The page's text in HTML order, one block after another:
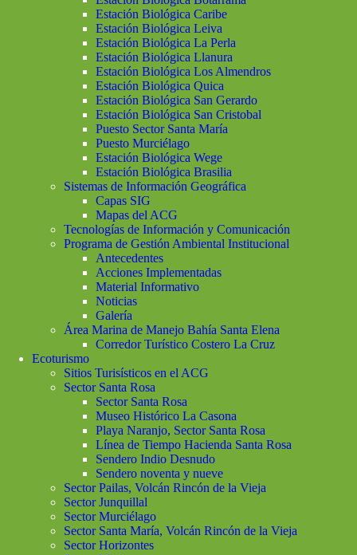
Estación Biológica Caribe
Estación Biológica Leiva
Estación Biológica La Perla
Estación Biológica Llanura
Estación Biológica Los Almendros
Estación Biológica Quica
Estación Biológica San Gerardo
Estación Biológica San Cristobal
Puesto Sector Santa María
Puesto Murciélago
Estación Biológica Wege
Estación Biológica Brasilia
Sistemas de Información Geográfica
Capas SIG
Mapas del ACG
Tecnologías de Información y Comunicación
Programa de Gestión Ambiental Institucional
Antecedentes
Acciones Implementadas
Material Informativo
Noticias
Galería
Área Marina de Manejo Bahía Santa Elena
Corredor Turístico Costero La Cruz
Ecoturismo
Sitios Turisísticos en el ACG
Sector Santa Rosa
Sector Santa Rosa
Museo Histórico La Casona
Playa Naranjo, Sector Santa Rosa
Línea de Tiempo Hacienda Santa Rosa
Sendero Indio Desnudo
Sendero noventa y nueve
Sector Pailas, Volcán Rincón de la Vieja
Sector Junquillal
Sector Murciélago
Sector Santa María, Volcán Rincón de la Vieja
Sector Horizontes